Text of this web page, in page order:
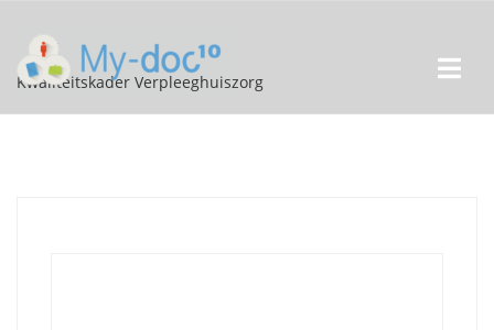
Kwaliteitskader Verpleeghuiszorg